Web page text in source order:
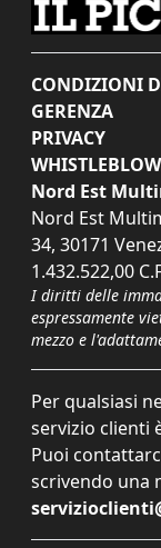
CONDIZIONI
GERENZA
PRIVACY
Nord Est
Nord Est
34, 30171
1.432.522,00
I diritti delle
espressamente
mezzo e
Per qualsiasi
servizio clienti
Puoi
scrivendo una